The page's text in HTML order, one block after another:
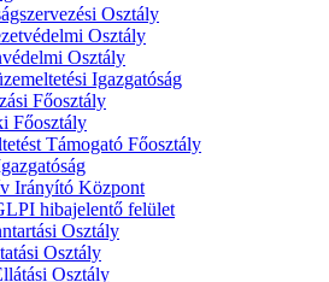
Osztály
Osztály
Osztály
Igazgatóság
Főosztály
Főosztály
Támogató Főosztály
Irányító Központ
hibajelentő felület
Osztály
Osztály
Osztály